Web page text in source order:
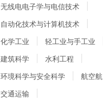
无线电电子学与电信技术
自动化技术与计算机技术
化学工业
轻工业与手工业
建筑科学
水利工程
环境科学与安全科学
航空
交通运输